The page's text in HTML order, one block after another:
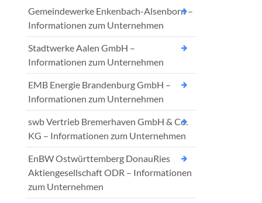
Gemeindewerke Enkenbach-Alsenborn –
Informationen zum Unternehmen
Stadtwerke Aalen GmbH –
Informationen zum Unternehmen
EMB Energie Brandenburg GmbH –
Informationen zum Unternehmen
swb Vertrieb Bremerhaven GmbH & Co.
KG – Informationen zum Unternehmen
EnBW Ostwürttemberg DonauRies
Aktiengesellschaft ODR – Informationen
zum Unternehmen